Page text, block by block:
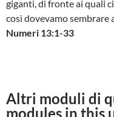
giganti, di fronte ai quali
così dovevamo sembrare
Numeri 13:1-33
Altri moduli di
modules in this